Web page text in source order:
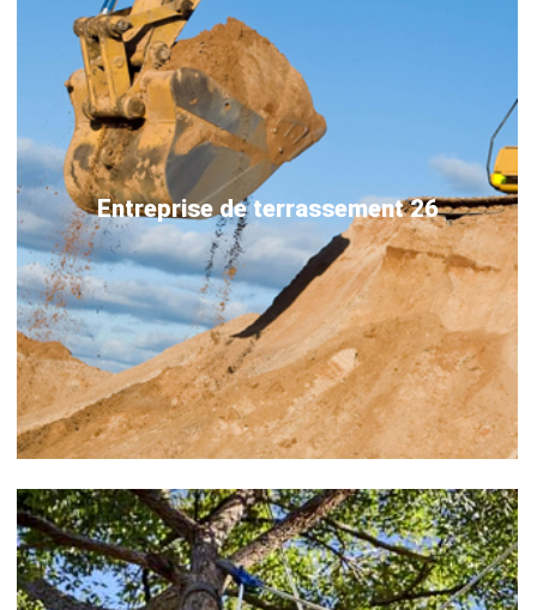
Entreprise de terrassement 26